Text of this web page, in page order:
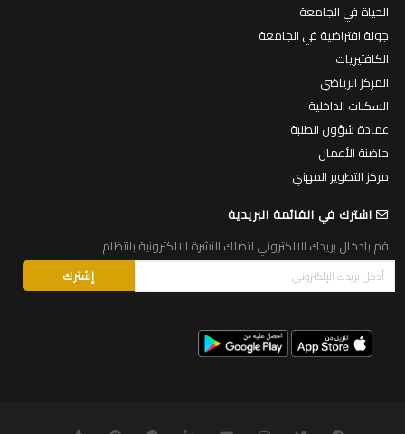
الحياة في الجامعة
جولة افتراضية في الجامعة
الكافتيريات
المركز الرياضي
السكنات الداخلية
عمادة شؤون الطلبة
حاضنة الأعمال
مركز التطوير المهني
اشترك في القائمة البريدية
قم بادخال بريدك الالكتروني لتصلك النشرة الالكترونية بانتظام